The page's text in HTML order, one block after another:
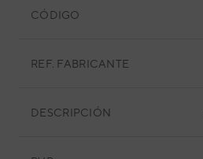
CÓDIGO
REF. FABRICANTE
DESCRIPCIÓN